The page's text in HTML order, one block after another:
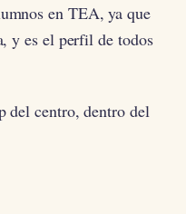
en TEA, ya que
y es el perfil de todos
del centro, dentro del